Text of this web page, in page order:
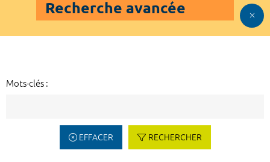
Recherche avancée
Mots-clés :
EFFACER RECHERCHER